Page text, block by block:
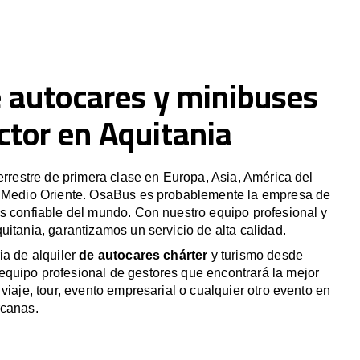
y minibuses
en Aquitania
de primera clase en Europa, Asia, América del
Oriente. OsaBus es probablemente la empresa de
confiable del mundo. Con nuestro equipo profesional y
garantizamos un servicio de alta calidad.
de alquilerde autocares chárter y turismo desde
profesional de gestores que encontrará la mejor
tour, evento empresarial o cualquier otro evento en